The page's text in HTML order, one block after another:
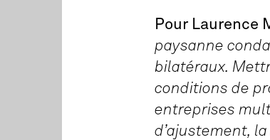
Pour Laurence
paysanne
bilatéraux.
conditions de
entreprises
d’ajustement,